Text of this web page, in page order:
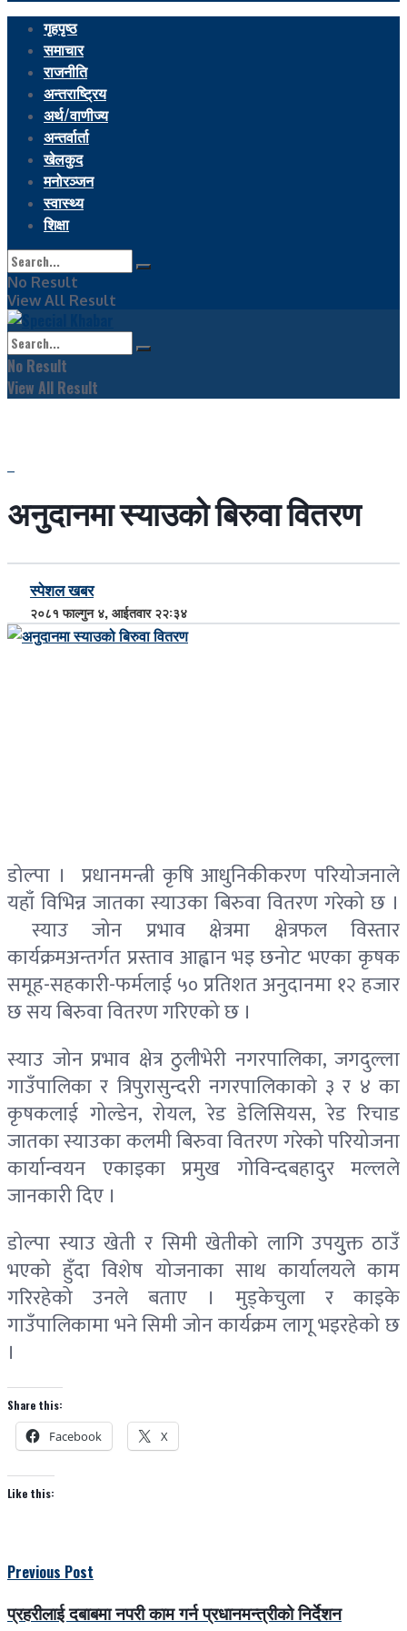
गृहपृष्ठ
समाचार
राजनीति
अन्तराष्ट्रिय
अर्थ/वाणीज्य
अन्तर्वार्ता
खेलकुद
मनोरञ्जन
स्वास्थ्य
शिक्षा
No Result
View All Result
No Result
View All Result
अनुदानमा स्याउको बिरुवा वितरण
स्पेशल खबर
२०८१ फाल्गुन ४, आईतवार २२:३४
डोल्पा । प्रधानमन्त्री कृषि आधुनिकीकरण परियोजनाले
यहाँ विभिन्न जातका स्याउका बिरुवा वितरण गरेको छ ।
स्याउ जोन प्रभाव क्षेत्रमा क्षेत्रफल विस्तार
कार्यक्रमअन्तर्गत प्रस्ताव आह्वान भइ छनोट भएका कृषक
समूह-सहकारी-फर्मलाई ५० प्रतिशत अनुदानमा १२ हजार
छ सय बिरुवा वितरण गरिएको छ ।
स्याउ जोन प्रभाव क्षेत्र ठुलीभेरी नगरपालिका, जगदुल्ला
गाउँपालिका र त्रिपुरासुन्दरी नगरपालिकाको ३ र ४ का
कृषकलाई गोल्डेन, रोयल, रेड डेलिसियस, रेड रिचाड
जातका स्याउका कलमी बिरुवा वितरण गरेको परियोजना
कार्यान्वयन एकाइका प्रमुख गोविन्दबहादुर मल्लले
जानकारी दिए ।
डोल्पा स्याउ खेती र सिमी खेतीको लागि उपयुुक्त ठाउँ
भएको हुँदा विशेष योजनाका साथ कार्यालयले काम
गरिरहेको उनले बताए । मुड्केचुला र काइके
गाउँपालिकामा भने सिमी जोन कार्यक्रम लागू भइरहेको छ
।
Share this:
Facebook X
Like this:
Previous Post
प्रहरीलाई दबाबमा नपरी काम गर्न प्रधानमन्त्रीको निर्देशन